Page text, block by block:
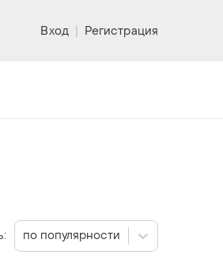
Вход | Регистрация
по популярности